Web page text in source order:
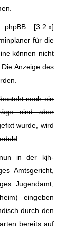
[3.2.x]
für die
können nicht
Anzeige des
noch ein
sind aber
wurde, wird
.
in der kjh-
Amtsgericht,
Jugendamt,
eingeben
durch den
bereits auf